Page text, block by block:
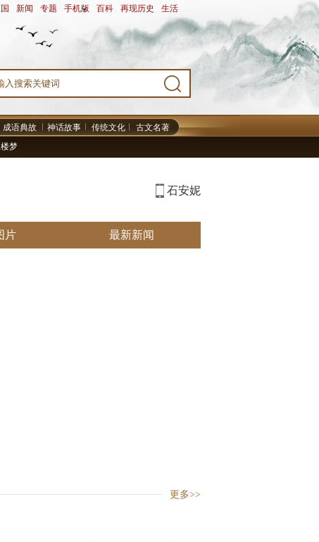
新闻 专题 手机版 百科 再现历史 生活
成语典故 神话故事 传统文化
古文名著
梦
石安妮
片 最新新闻
更多>>